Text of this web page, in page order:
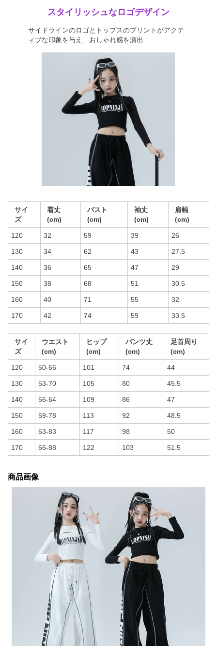
スタイリッシュなロゴデザイン
サイドラインのロゴとトップスのプリントがアクテ
ィブな印象を与え、おしゃれ感を演出
サイ
ズ
着丈
(cm)
バスト
(cm)
袖丈
(cm)
肩幅
(cm)
120 32 59 39 26
130 34 62 43 27.5
140 36 65 47 29
150 38 68 51 30.5
160 40 71 55 32
170 42 74 59 33.5
サイ
ズ
ウエスト
(cm)
ヒップ
(cm)
パンツ丈
(cm)
足首周り
(cm)
120 50-66 101 74 44
130 53-70 105 80 45.5
140 56-64 109 86 47
150 59-78 113 92 48.5
160 63-83 117 98 50
170 66-88 122 103 51.5
商品画像